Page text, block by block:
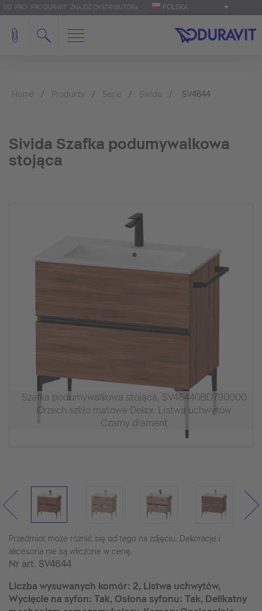
DO 'PRO': PRO.DURAVIT ZNAJDŹ DYSTRYBUTORA POLSKA
Home Produkty Serie Sivida SV4644
Sivida Szafka podumywalkowa
stojąca
Szafka podumywalkowa stojąca, SV46440BD790000
Orzech szkło matowe Dekor, Listwa uchwytów
Czarny diament
Przedmiot może różnić się od tego na zdjęciu. Dekoracje i
akcesoria nie są wliczone w cenę.
Nr art. SV4644
Liczba wysuwanych komór: 2, Listwa uchwytów,
Wycięcie na syfon: Tak, Osłona syfonu: Tak, Delikatny